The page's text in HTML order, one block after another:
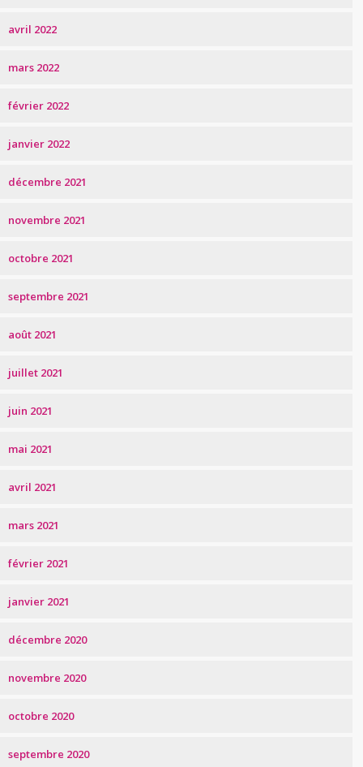
avril 2022
mars 2022
février 2022
janvier 2022
décembre 2021
novembre 2021
octobre 2021
septembre 2021
août 2021
juillet 2021
juin 2021
mai 2021
avril 2021
mars 2021
février 2021
janvier 2021
décembre 2020
novembre 2020
octobre 2020
septembre 2020